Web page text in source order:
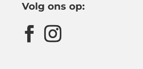
Volg ons op: